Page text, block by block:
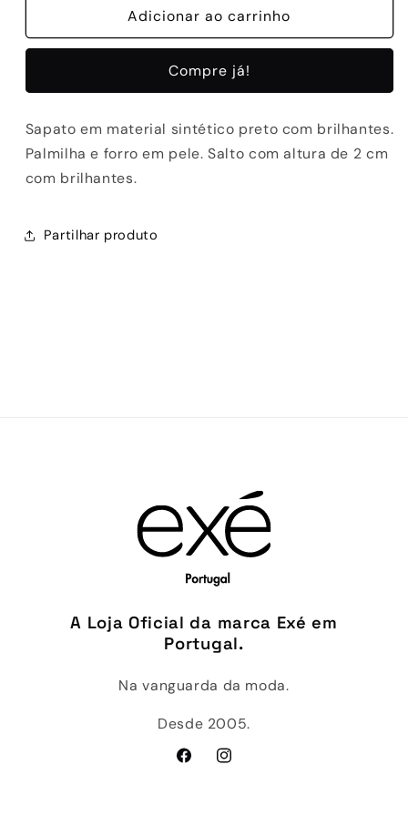
SAPATOS
-
de
SAPATOS
-
Adicionar ao carrinho
Compre já!
Sapato em material sintético preto com brilhantes.
Palmilha e forro em pele. Salto com altura de 2 cm
com brilhantes.
Partilhar produto
A Loja Oficial da marca Exé em
Portugal.
Na vanguarda da moda.
Desde 2005.
FacebookInstagram